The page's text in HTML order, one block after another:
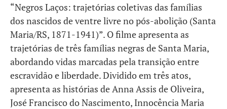
“Negros Laços: trajetórias coletivas das famílias
dos nascidos de ventre livre no pós-abolição (Santa
Maria/RS, 1871-1941)”. O filme apresenta as
trajetórias de três famílias negras de Santa Maria,
abordando vidas marcadas pela transição entre
escravidão e liberdade. Dividido em três atos,
apresenta as histórias de Anna Assis de Oliveira,
José Francisco do Nascimento, Innocência Maria